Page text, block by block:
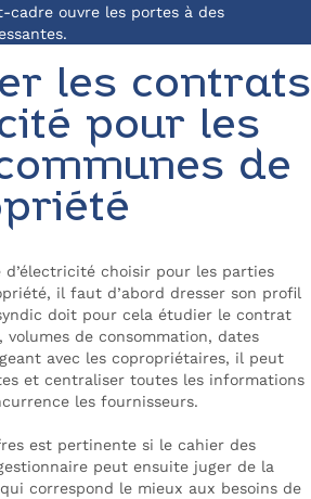
cadre ouvre les portes à des
les contrats
pour les
de
d’électricité choisir pour les parties
il faut d’abord dresser son profil
doit pour cela étudier le contrat
de consommation, dates
avec les copropriétaires, il peut
et centraliser toutes les informations
les fournisseurs.
est pertinente si le cahier des
peut ensuite juger de la
correspond le mieux aux besoins de